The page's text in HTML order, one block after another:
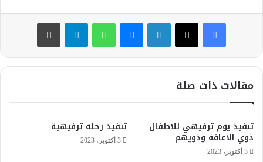
ا
فيسبوك ‫X لينكدإن واتساب تيلقرام
مقالات ذات صلة
تنفيذ يوم ترفيهي للاطفال
ذوي الاعاقة وذويهم
3 أكتوبر، 2023
تنفيذ رحله ترفيهية
3 أكتوبر، 2023